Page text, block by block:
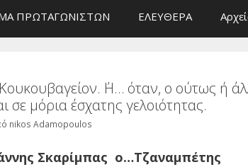
ΠΡΩΤΑΓΩΝΙΣΤΩΝ ΕΛΕΥΘΕΡΑ
΄Η… όταν, ο ούτως ή
σε μόρια έσχατης γελοιότητας.
nikos Adamopoulos
Σκαρίμπας ο…Τζαναμπέτης